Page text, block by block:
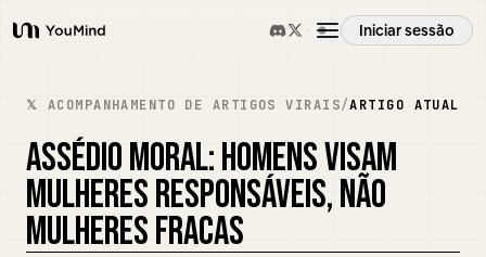
YouMind
Iniciar sessão
Visão geral
Casos de uso
Habilidades
𝕏 ACOMPANHAMENTO DE ARTIGOS VIRAIS/ARTIGO ATUAL
ASSÉDIO MORAL: HOMENS VISAM
MULHERES RESPONSÁVEIS, NÃO
MULHERES FRACAS